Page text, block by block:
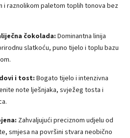
i raznolikom paletom toplih tonova bez
čokolada: Dominantna linija
slatkoću, puno tijelo i toplu bazu
i tost: Bogato tijelo i intenzivna
note lješnjaka, svježeg tosta i
Zahvaljujući preciznom udjelu od
smjesa na površini stvara neobično